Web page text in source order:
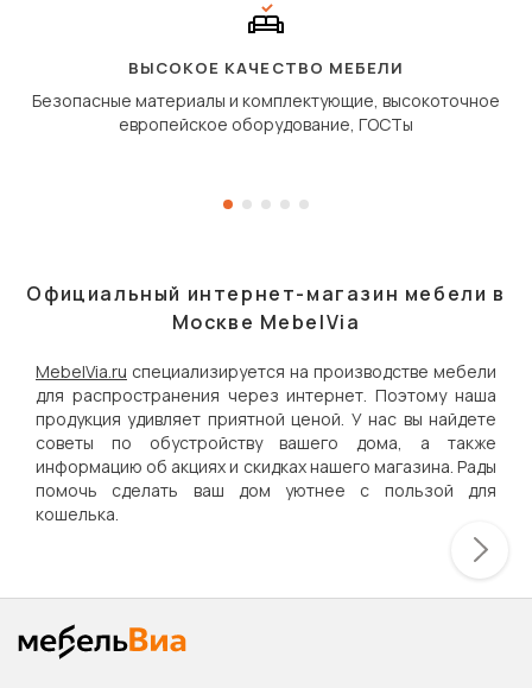
дугообразной
ВЫСОКОЕ КАЧЕСТВО МЕБЕЛИ
Безопасные материалы и комплектующие, высокоточное
европейское оборудование, ГОСТы
Официальный интернет-магазин мебели в
Москве MebelVia
MebelVia.ru специализируется на производстве мебели
для распространения через интернет. Поэтому наша
продукция удивляет приятной ценой. У нас вы найдете
советы по обустройству вашего дома, а также
информацию об акциях и скидках нашего магазина. Рады
помочь сделать ваш дом уютнее с пользой для
кошелька.